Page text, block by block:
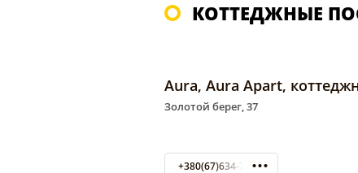
КОТТЕДЖНЫЕ
Aura, Aura Apart,
Золотой берег, 37
+380(67)634-77-00